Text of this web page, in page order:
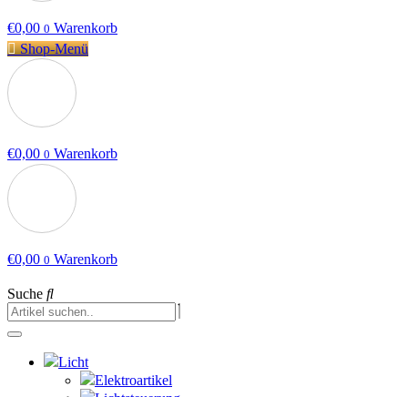
€0,00 0 Warenkorb
Shop-Menü
€0,00 0 Warenkorb
€0,00 0 Warenkorb
Suche
Licht
Elektroartikel